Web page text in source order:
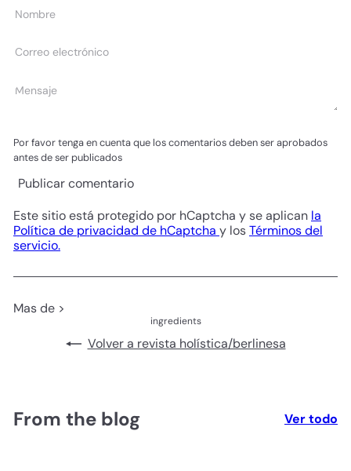
Nombre
Correo
Mensaje
Por favor tenga en cuenta que los comentarios deben ser aprobados
antes de ser publicados
Publicar comentario
Este sitio está protegido por hCaptcha y se aplican la
Política de privacidad de hCaptcha y losTérminos del
servicio.
Mas de >
ingredients
Volver a revista holística/berlinesa
From the blog Ver todo